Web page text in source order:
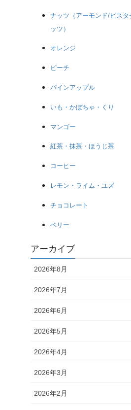
ナッツ（アーモンド/ピスタ
ッツ）
オレンジ
ピーチ
パインアップル
いも・かぼちゃ・くり
マンゴー
紅茶・抹茶・ほうじ茶
コーヒー
レモン・ライム・ユズ
チョコレート
ベリー
アーカイブ
2026年8月
2026年7月
2026年6月
2026年5月
2026年4月
2026年3月
2026年2月